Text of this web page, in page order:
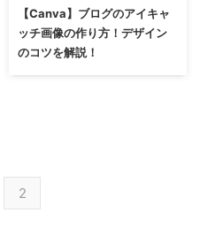
【Canva】ブログのアイキャ
ッチ画像の作り方！デザイン
のコツを解説！
2